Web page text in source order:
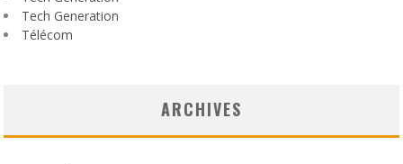
Tech Generation
Télécom
ARCHIVES